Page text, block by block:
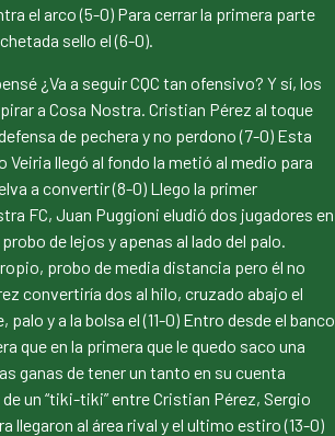
el arco (5-0) Para cerrar la primera parte
sello el (6-0).
¿Va a seguir CQC tan ofensivo? Y sí, los
a Cosa Nostra. Cristian Pérez al toque
de pechera y no perdono (7-0) Esta
Veiria llegó al fondo la metió al medio para
a convertir (8-0) Llego la primer
FC, Juan Puggioni eludió dos jugadores en
de lejos y apenas al lado del palo.
probo de media distancia pero él no
convertiría dos al hilo, cruzado abajo el
palo y a la bolsa el (11-0) Entro desde el banco
que en la primera que le quedo saco una
ganas de tener un tanto en su cuenta
un “tiki-tiki” entre Cristian Pérez, Sergio
llegaron al área rival y el ultimo estiro (13-0)